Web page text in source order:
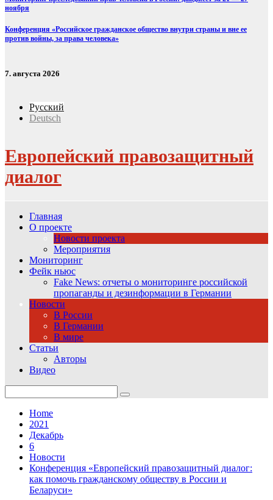
ноября
Конференция «Российское гражданское общество внутри страны и вне ее
против войны, за права человека»
7. августа 2026
Русский
Deutsch
Европейский правозащитный
диалог
Главная
О проекте
Новости проекта
Мероприятия
Мониторинг
Фейк ньюс
Fake News: отчеты о мониторинге российской
пропаганды и дезинформации в Германии
Новости
В России
В Германии
В мире
Статьи
Авторы
Видео
for:
Home
2021
Декабрь
6
Новости
Конференция «Европейский правозащитный диалог:
как помочь гражданскому обществу в России и
Беларуси»